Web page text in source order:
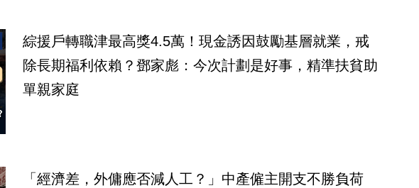
綜援戶轉職津最高獎4.5萬！現金誘因鼓勵基層就業，戒
除長期福利依賴？鄧家彪：今次計劃是好事，精準扶貧助
單親家庭
「經濟差，外傭應否減人工？」中產僱主開支不勝負荷